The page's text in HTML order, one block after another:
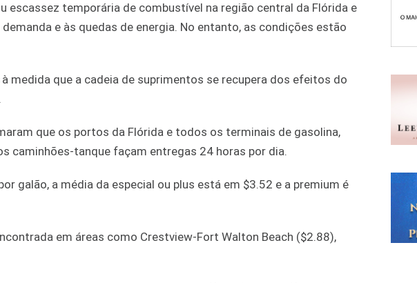
escassez temporária de combustível na região central da Flórida e
e às quedas de energia. No entanto, as condições estão
medida que a cadeia de suprimentos se recupera dos efeitos do
que os portos da Flórida e todos os terminais de gasolina,
caminhões-tanque façam entregas 24 horas por dia.
galão, a média da especial ou plus está em $3.52 e a premium é
em áreas como Crestview-Fort Walton Beach ($2.88),